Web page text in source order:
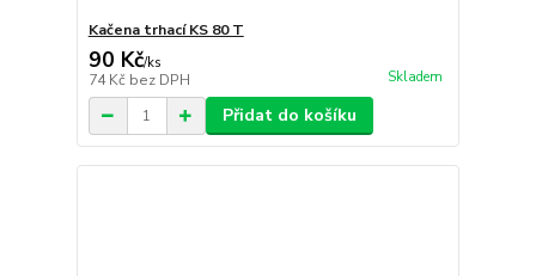
Kačena trhací KS 80 T
90 Kč/ks
74 Kč bez DPH Skladem
Přidat do košíku